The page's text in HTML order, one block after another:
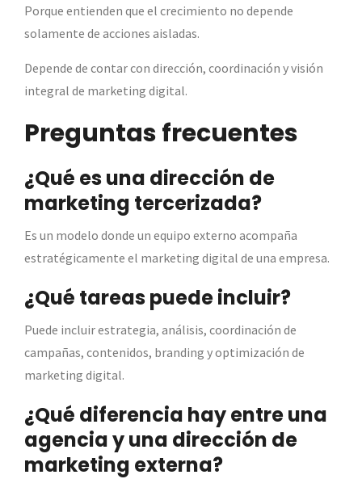
Porque entienden que el crecimiento no depende
solamente de acciones aisladas.
Depende de contar con dirección, coordinación y visión
integral de marketing digital.
Preguntas frecuentes
¿Qué es una dirección de
marketing tercerizada?
Es un modelo donde un equipo externo acompaña
estratégicamente el marketing digital de una empresa.
¿Qué tareas puede incluir?
Puede incluir estrategia, análisis, coordinación de
campañas, contenidos, branding y optimización de
marketing digital.
¿Qué diferencia hay entre una
agencia y una dirección de
marketing externa?